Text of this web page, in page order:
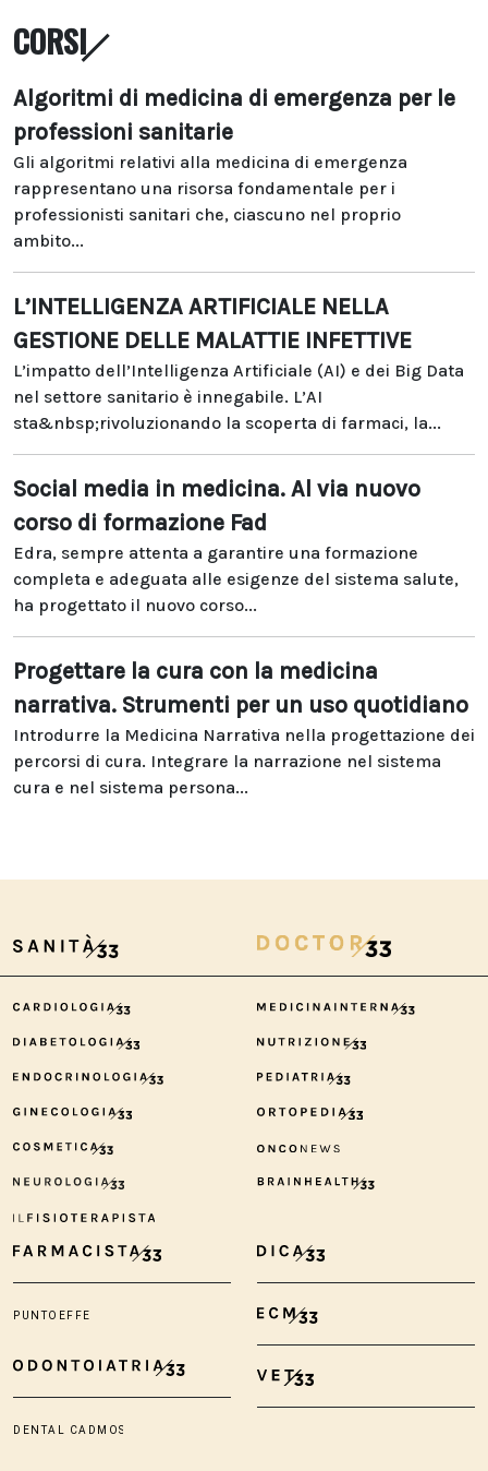
CORSI
Algoritmi di medicina di emergenza per le
professioni sanitarie
Gli algoritmi relativi alla medicina di emergenza
rappresentano una risorsa fondamentale per i
professionisti sanitari che, ciascuno nel proprio
ambito...
L’INTELLIGENZA ARTIFICIALE NELLA
GESTIONE DELLE MALATTIE INFETTIVE
L’impatto dell’Intelligenza Artificiale (AI) e dei Big Data
nel settore sanitario è innegabile. L’AI
sta&nbsp;rivoluzionando la scoperta di farmaci, la...
Social media in medicina. Al via nuovo
corso di formazione Fad
Edra, sempre attenta a garantire una formazione
completa e adeguata alle esigenze del sistema salute,
ha progettato il nuovo corso...
Progettare la cura con la medicina
narrativa. Strumenti per un uso quotidiano
Introdurre la Medicina Narrativa nella progettazione dei
percorsi di cura. Integrare la narrazione nel sistema
cura e nel sistema persona...